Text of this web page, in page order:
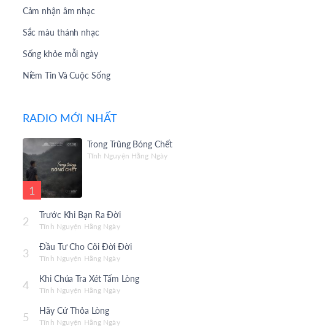
Cảm nhận âm nhạc
Sắc màu thánh nhạc
Sống khỏe mỗi ngày
Niềm Tin Và Cuộc Sống
Bài Hát Theo Yêu Cầu
Tư Vấn 247
Câu Chuyện Phúc Âm
Giới Thiệu Album
Sau Giờ Làm
Cuộc sống Mến Yêu
Tĩnh Nguyện Mùa Thi
Sống Theo Đúng Mục Đích
RADIO MỚI NHẤT
1
Trong Trũng Bóng Chết
Tĩnh Nguyện Hằng Ngày
2 Trước Khi Bạn Ra Đời
Tĩnh Nguyện Hằng Ngày
3 Đầu Tư Cho Cõi Đời Đời
Tĩnh Nguyện Hằng Ngày
4 Khi Chúa Tra Xét Tấm Lòng
Tĩnh Nguyện Hằng Ngày
5 Hãy Cứ Thỏa Lòng
Tĩnh Nguyện Hằng Ngày